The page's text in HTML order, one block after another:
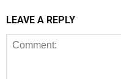
LEAVE A REPLY